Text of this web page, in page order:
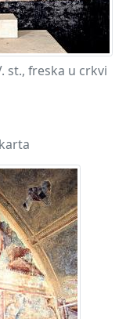
st., freska u crkvi